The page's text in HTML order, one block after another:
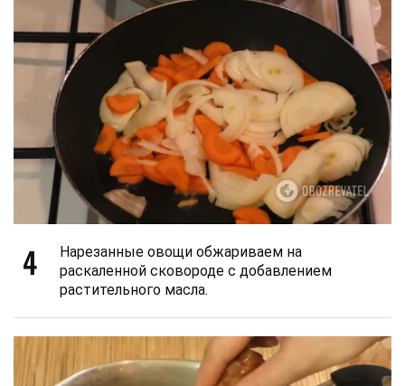
4
Нарезанные овощи обжариваем на
раскаленной сковороде с добавлением
растительного масла.